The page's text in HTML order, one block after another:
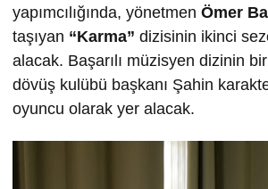
yapımcılığında, yönetmen Ömer
taşıyan “Karma” dizisinin ikinci
alacak. Başarılı müzisyen dizinin
dövüş kulübü başkanı Şahin
oyuncu olarak yer alacak.